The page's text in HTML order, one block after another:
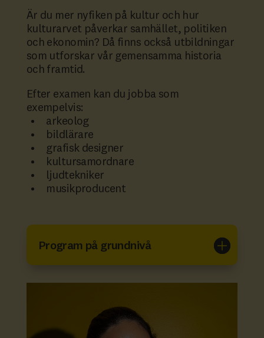
Är du mer nyfiken på kultur och hur
kulturarvet påverkar samhället, politiken
och ekonomin? Då finns också utbildningar
som utforskar vår gemensamma historia
och framtid.
Efter examen kan du jobba som
exempelvis:
arkeolog
bildlärare
grafisk designer
kultursamordnare
ljudtekniker
musikproducent
Program på grundnivå